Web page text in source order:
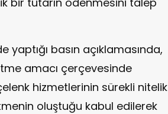
yaptığı basın açıklamasında,
amacı çerçevesinde
hizmetlerinin sürekli nitelik
oluştuğu kabul edilerek